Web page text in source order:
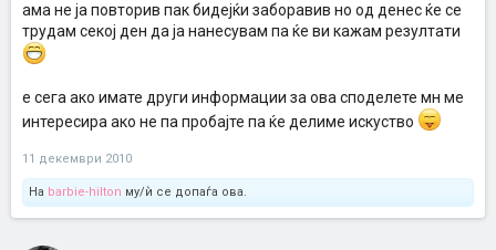
ама не ја повторив пак бидејќи заборавив но од денес ќе се
трудам секој ден да ја нанесувам па ќе ви кажам резултати
е сега ако имате други информации за ова споделете мн ме
интересира ако не па пробајте па ќе делиме искуство
11 декември 2010
На barbie-hilton му/ѝ се допаѓа ова.